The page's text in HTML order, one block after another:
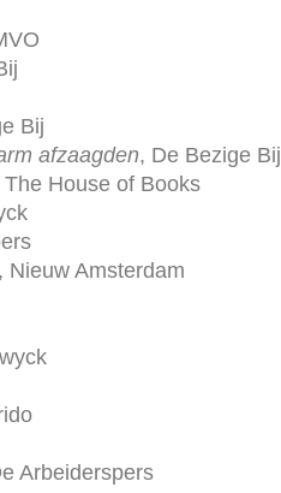
Bij
afzaagden, De Bezige Bij
The House of Books
, Nieuw Amsterdam
Arbeiderspers